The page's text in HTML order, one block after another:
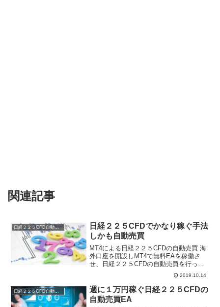
関連記事
日経２２５CFD自動売買
日経２２５CFDでかなり稼ぐ手法
しかも自動売買
MT4による日経２２５CFDの自動売買 海
外口座を開設しMT4で無料EAを稼働さ
せ、日経２２５CFDの自動売買を行って
います。 先週の大きな含み損を今週は利
益に変えた状況です。これがこの手法の
大きな特徴です。含み損は未来の利
益。 １００円...
2019.10.14
週に１万円稼ぐ日経２２５CFDの
自動売買EA